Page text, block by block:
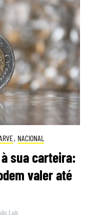
, NACIONAL
à sua carteira:
valer até
Luís